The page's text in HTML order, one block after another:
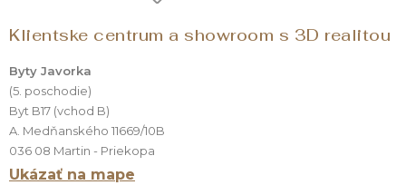
Klientske centrum a showroom s 3D realitou
Byty Javorka
(5. poschodie)
Byt B17 (vchod B)
A. Medňanského 11669/10B
036 08 Martin - Priekopa
Ukázať na mape